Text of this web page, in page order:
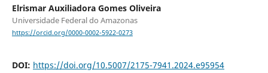
Elrismar Auxiliadora Gomes Oliveira
Universidade Federal do Amazonas
https://orcid.org/0000-0002-5922-0273
DOI: https://doi.org/10.5007/2175-7941.2024.e95954